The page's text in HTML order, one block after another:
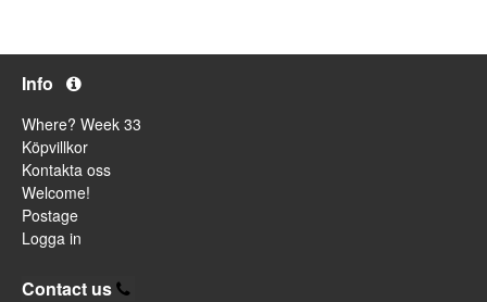
Info
Where? Week 33
Köpvillkor
Kontakta oss
Welcome!
Postage
Logga in
Contact us